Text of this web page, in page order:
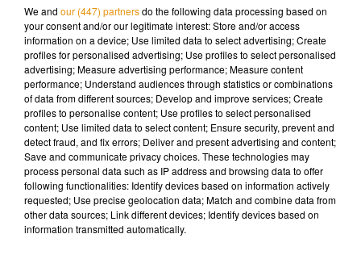
ne sont pas dupes, et ont déjà eu des doutes sur leur livreur.
D'ailleursn on apprend grâce à cette étude que les clients
souhaiteraient que les restaurants optent pour des boîtes qui
ne peuvent être ouvertes sans que ça se voit ! Vous êtes
désormais prévenus pour votre prochaine commande !
Musique
Madonna sort enfin le remix de « Love
Sensation » avec Kylie Minogue
We and our (447) partnersdo the following data processing based on
your consent and/or our legitimate interest: Store and/or access
information on a device; Use limited data to select advertising; Create
profiles for personalised advertising; Use profiles to select personalised
advertising; Measure advertising performance; Measure content
performance; Understand audiences through statistics or combinations
of data from different sources; Develop and improve services; Create
profiles to personalise content; Use profiles to select personalised
content; Use limited data to select content; Ensure security, prevent and
detect fraud, and fix errors; Deliver and present advertising and content;
Save and communicate privacy choices. These technologies may
process personal data such as IP address and browsing data to offer
following functionalities: Identify devices based on information actively
requested; Use precise geolocation data; Match and combine data from
other data sources; Link different devices; Identify devices based on
information transmitted automatically.